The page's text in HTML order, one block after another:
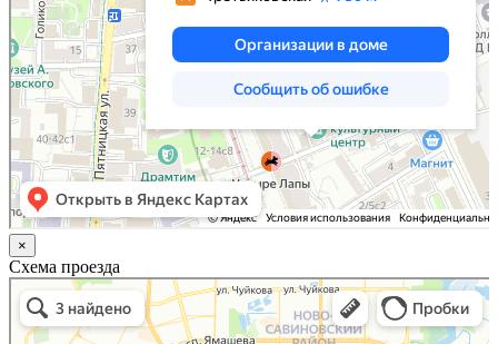
×
Схема проезда
Казань
Малый Татарский переулок, 8 на карте Москвы, ближайшее метро Новокузнецкая —
Яндекс.Карты